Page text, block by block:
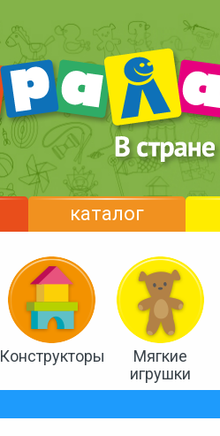
каталог
Конструкторы
Мягкие
игрушки